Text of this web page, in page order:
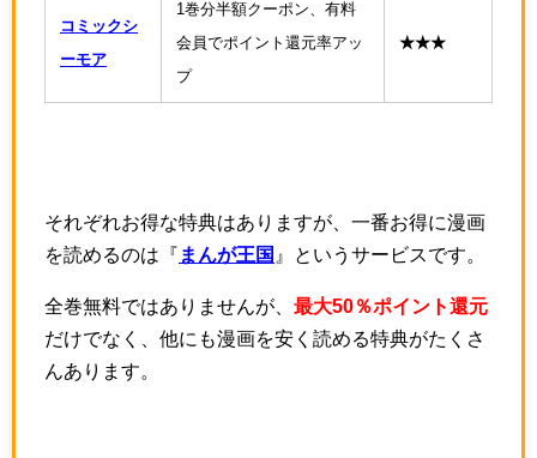
コミックシ
ーモア
1巻分半額クーポン、有料
会員でポイント還元率アッ
プ
★★★
それぞれお得な特典はありますが、一番お得に漫画
を読めるのは『 まんが王国 』というサービスです。
全巻無料ではありませんが、 最大50％ポイント還元
だけでなく、他にも漫画を安く読める特典がたくさ
んあります。